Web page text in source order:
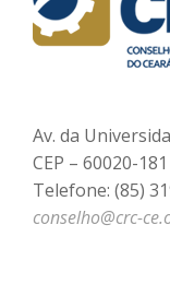
Av. da
CEP – 60020-
Telefone: (85)
conselho@crc-